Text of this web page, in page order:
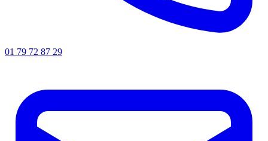
01 79 72 87 29